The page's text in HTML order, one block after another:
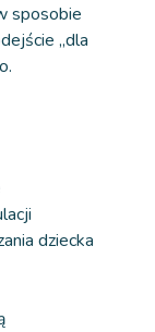
sposobie
„dla
dziecka